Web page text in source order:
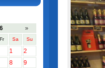
»
Fr Sa Su
1
2
8
9